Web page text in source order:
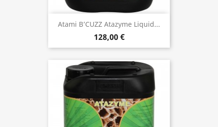
Atami B’CUZZ Atazyme Liquid...
128,00 €